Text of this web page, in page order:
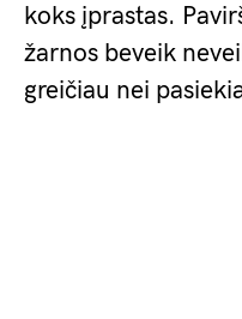
koks įprastas.
žarnos beveik
greičiau nei